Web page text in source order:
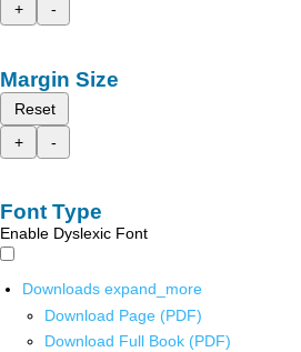
+
-
Margin Size
Reset
+
-
Font Type
Enable Dyslexic Font
Downloads expand_more
Download Page (PDF)
Download Full Book (PDF)